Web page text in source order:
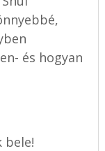
és hogyan
bele!